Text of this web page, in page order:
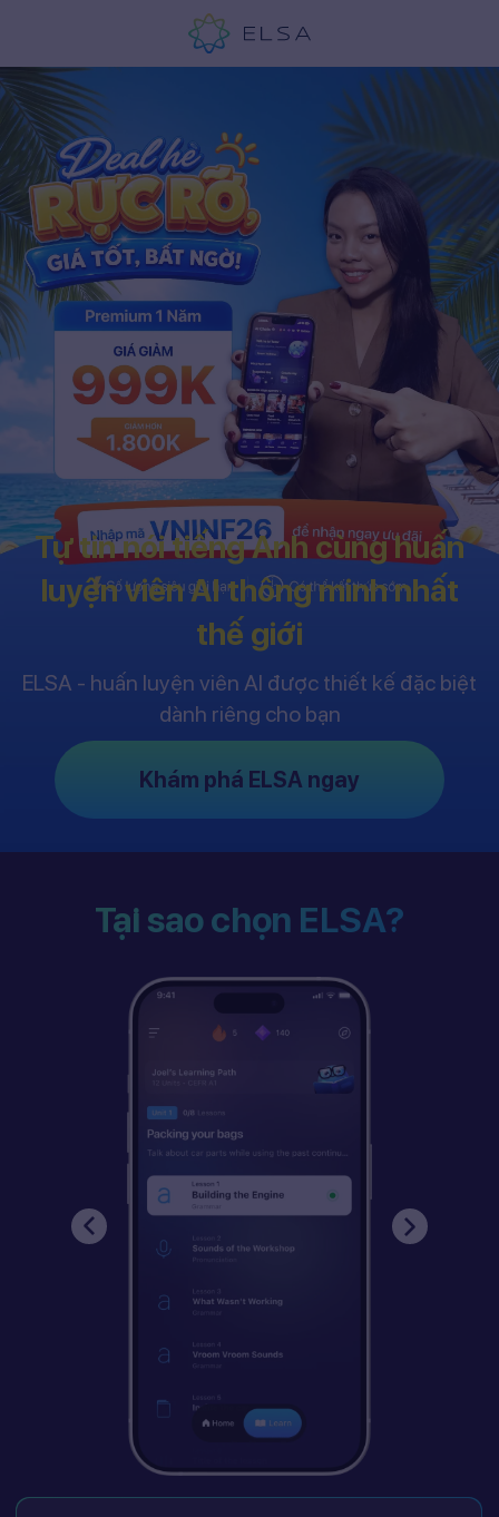
Tự tin nói tiếng Anh cùng huấn
luyện viên AI thông minh nhất
thế giới
ELSA - huấn luyện viên AI được thiết kế đặc biệt
dành riêng cho bạn
Khám phá ELSA ngay
Tại sao chọn ELSA?